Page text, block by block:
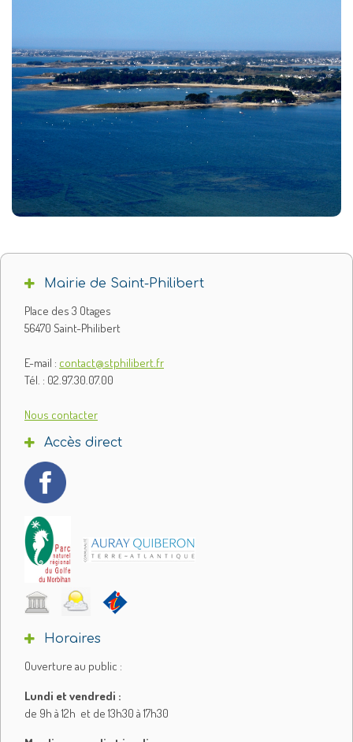
Mairie de Saint-Philibert
Place des 3 Otages
56470 Saint-Philibert
E-mail : contact@stphilibert.fr
Tél. : 02.97.30.07.00
Nous contacter
Accès direct
Horaires
Ouverture au public :
Lundi et vendredi :
de 9h à 12h et de 13h30 à 17h30